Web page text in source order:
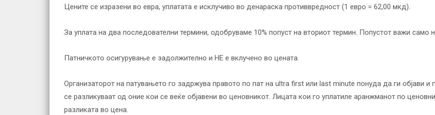
Цените се изразени во евра, уплатата е исклучиво во денараска противвредност (1 евро = 62,00 мкд).
За уплата на два последователни термини, одобруваме 10% попуст на вториот термин. Попустот важи само
Патничкото осигурување е задолжително и НЕ е вклучено во цената.
Организаторот на патувањето го задржува правото по пат на ultra first или last minute понуда да ги објави
се разликуваат од оние кои се веќе објавени во ценовникот. Лицата кои го уплатиле аранжманот по
разликата во цена.